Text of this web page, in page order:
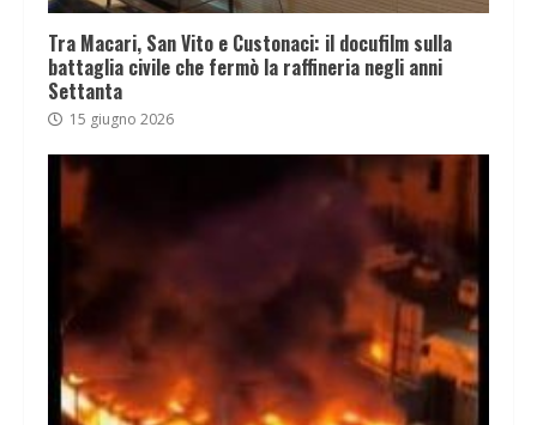
Tra Macari, San Vito e Custonaci: il docufilm sulla
battaglia civile che fermò la raffineria negli anni
Settanta
15 giugno 2026